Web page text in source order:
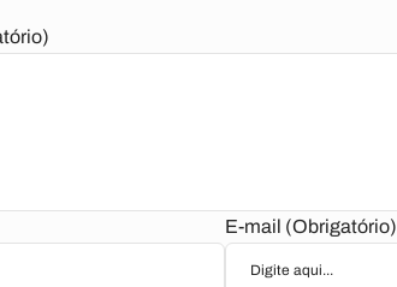
E-mail (Obrigatório)